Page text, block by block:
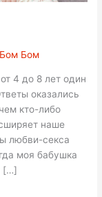
Бом
4 до 8 лет один
оказались
кто-либо
наше
любви-секса
моя бабушка
[…]